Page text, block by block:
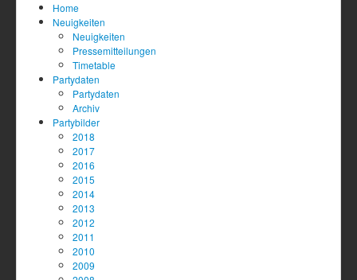
Home
Neuigkeiten
Neuigkeiten
Pressemitteilungen
Timetable
Partydaten
Partydaten
Archiv
Partybilder
2018
2017
2016
2015
2014
2013
2012
2011
2010
2009